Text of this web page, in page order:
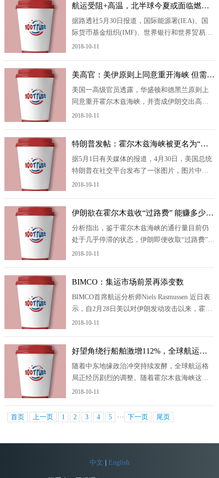
时鉴于以色列持续违反停火协议，不断袭击黎
巴嫩南部，造成大量黎巴嫩平民死亡
航运受阻+高温，北半球今夏或面临燃料
短缺
据路透社5月30日报道，国际能源署(IEA)、国
际货币基金组织(IMF)、世界银行和世界贸易组
织(WTO)负责人联合发出警告称，如果霍尔木
源短缺风险。 上述4家国际机构负责人日前
在美国华盛顿举行会议，讨论中东局
2018-10-11
美高官：美伊原则上同意重开海峡 但需多
几天敲定最终协议
美国一高级官员透露，华盛顿和德黑兰原则上
同意重开霍尔木兹海峡，并责成伊朗交出高浓
缩铀，但双方仍需要数日时间才能敲定最终协
达成一项可能结束中东战事的协议，但由两国
领导人最终批准可能需要几天时间。
2018-10-11
特朗普发帖：霍尔木兹海峡被更名为“特
朗普海峡”
据5月1日有关媒体的报道，4月30日，美国总统
特朗普在社交平台发布了一张图片，图片中霍
尔木兹海峡被更名为“特朗普海峡”。 当天，
当地时间3月27日，特朗普在佛罗里达州迈阿密
举行的未来投资倡议峰会上
2018-10-11
伊朗欲在霍尔木兹收“过路费” 能赚多少
钱、能否行得通？
分析指出，鉴于霍尔木兹海峡的通行量目前仍
处于几乎停滞的状态，伊朗即便收取“过路费”，
收入也十分有限。但一旦该海峡的通行恢复正
木兹海峡的船只收取通行费。这条水道正常情
况下承担全球约20%的海运石油运输
2018-10-11
BIMCO：集运市场前景再添变数
BIMCO首席航运分析师Niels Rasmussen 近日表
示，自2月28日美以对伊朗发动攻击以来，霍尔
木兹海峡通行完全中断，波斯湾港口与全球集
政策波动影响的集装箱运输市场再添变
数。 霍尔木兹海峡断航导致全球约
2018-10-11
好望角绕行船舶激增112%，全球航运大
改道?
随着中东地缘政治冲突持续发酵，全球航运格
局正经历剧烈的调整。随着霍尔木兹海峡这一
全球航运“咽喉”陷入瘫痪，马士基、赫伯罗特、
非洲好望角。 南非Transnet国家港务局数据
2018-10-11
首页 上一页 1 2 3 4 5 ··· 下一页 尾页
中文 English